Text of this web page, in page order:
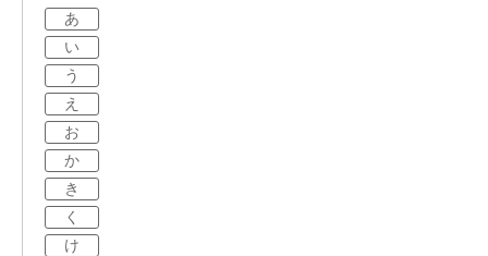
あ
い
う
え
お
か
き
く
け